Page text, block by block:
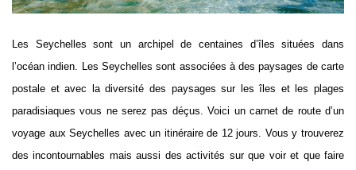
Les Seychelles sont un archipel de centaines d’îles situées dans
l’océan indien. Les Seychelles sont associées à des paysages de carte
postale et avec la diversité des paysages sur les îles et les plages
paradisiaques vous ne serez pas déçus. Voici un carnet de route d’un
voyage aux Seychelles avec un itinéraire de 12 jours. Vous y trouverez
des incontournables mais aussi des activités sur que voir et que faire